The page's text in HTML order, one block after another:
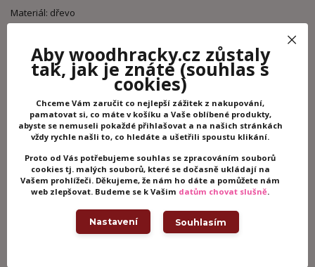
Materiál: dřevo
Potřebujete poradit?
+420 605 062 233
(Po-Ne, 8-21 hod.)
info@woodhracky.cz
Zboží zařazeno v kategoriích
Dřevěné hračky
Aby woodhracky.cz zůstaly
tak, jak je znáte(souhlas s
cookies)
Chceme Vám zaručit co nejlepší zážitek z nakupování,
pamatovat si, co máte v košíku a Vaše oblíbené produkty,
abyste se nemuseli pokaždé přihlašovat a na našich stránkách
vždy rychle našli to, co hledáte a ušetřili spoustu klikání.
Proto od Vás potřebujeme souhlas se zpracováním souborů
cookies tj. malých souborů, které se dočasně ukládají na
Vašem prohlížeči. Děkujeme, že nám ho dáte a pomůžete nám
web zlepšovat. Budeme se k Vašim datům chovat slušně.
Nastavení Souhlasím